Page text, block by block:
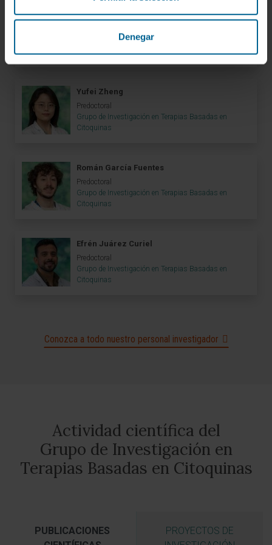
Denegar
Aline Risson
Grupo de Investigación en Terapias Basadas en
Citoquinas
Yufei Zheng
Predoctoral
Grupo de Investigación en Terapias Basadas en
Citoquinas
Román García Fuentes
Predoctoral
Grupo de Investigación en Terapias Basadas en
Citoquinas
Efrén Juárez Curiel
Predoctoral
Grupo de Investigación en Terapias Basadas en
Citoquinas
Conozca a todo nuestro personal investigador
Actividad científica del
Grupo de Investigación en
Terapias Basadas en Citoquinas
PUBLICACIONES
PROYECTOS DE